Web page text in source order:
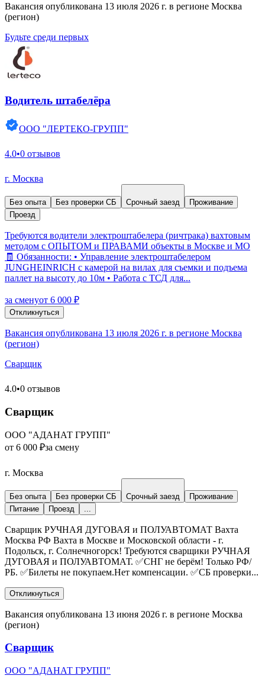
Вакансия опубликована 13 июля 2026 г. в регионе Москва
(регион)
Будьте среди первых
Водитель штабелёра
ООО "ЛЕРТЕКО-ГРУПП"
4.0•0 отзывов
г. Москва
Без опыта Без проверки СБ Срочный заезд
Проживание
Проезд
Требуются водители электроштабелера (ричтрака) вахтовым
методом с ОПЫТОМ и ПРАВАМИ объекты в Москве и МО
🧾 Обязанности: • Управление электроштабелером
JUNGHEINRICH с камерой на вилах для съемки и подъема
паллет на высоту до 10м • Работа с ТСД для...
за сменуот 6 000 ₽
Откликнуться
Вакансия опубликована 13 июля 2026 г. в регионе Москва
(регион)
Сварщик
4.0•0 отзывов
Сварщик
ООО "АДАНАТ ГРУПП"
от 6 000 ₽за смену
г. Москва
Без опыта Без проверки СБ Срочный заезд
Проживание
Питание
Проезд
Сварщик РУЧНАЯ ДУГОВАЯ и ПОЛУАВТОМАТ Вахта
Москва РФ Вахта в Москве и Московской области - г.
Подольск, г. Солнечногорск! Требуются сварщики РУЧНАЯ
ДУГОВАЯ и ПОЛУАВТОМАТ. ✅СНГ не берём! Только РФ/
РБ. ✅Билеты не покупаем.Нет компенсации. ✅СБ проверки...
Откликнуться
Вакансия опубликована 13 июня 2026 г. в регионе Москва
(регион)
Сварщик
ООО "АДАНАТ ГРУПП"